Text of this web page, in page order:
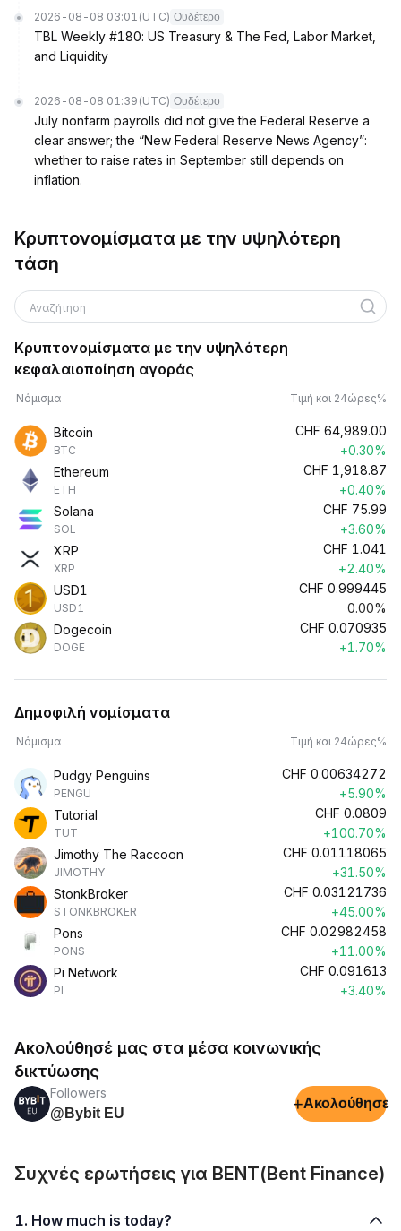
2026-08-08 03:01 (UTC) Ουδέτερο
TBL Weekly #180: US Treasury & The Fed, Labor Market,
and Liquidity
2026-08-08 01:39 (UTC) Ουδέτερο
July nonfarm payrolls did not give the Federal Reserve a
clear answer; the “New Federal Reserve News Agency”:
whether to raise rates in September still depends on
inflation.
Κρυπτονομίσματα με την υψηλότερη
τάση
Αναζήτηση
Κρυπτονομίσματα με την υψηλότερη
κεφαλαιοποίηση αγοράς
Νόμισμα Τιμή και 24ώρες%
Bitcoin
BTC
CHF 64,989.00
+0.30%
Ethereum
ETH
CHF 1,918.87
+0.40%
Solana
SOL
CHF 75.99
+3.60%
XRP
XRP
CHF 1.041
+2.40%
USD1
USD1
CHF 0.999445
0.00%
Dogecoin
DOGE
CHF 0.070935
+1.70%
Δημοφιλή νομίσματα
Νόμισμα Τιμή και 24ώρες%
Pudgy Penguins
PENGU
CHF 0.00634272
+5.90%
Tutorial
TUT
CHF 0.0809
+100.70%
Jimothy The Raccoon
JIMOTHY
CHF 0.01118065
+31.50%
StonkBroker
STONKBROKER
CHF 0.03121736
+45.00%
Pons
PONS
CHF 0.02982458
+11.00%
Pi Network
PI
CHF 0.091613
+3.40%
Ακολούθησέ μας στα μέσα κοινωνικής
δικτύωσης
Followers
@Bybit EU
+Ακολούθησε
Συχνές ερωτήσεις για BENT(Bent Finance)
1. How much is today?